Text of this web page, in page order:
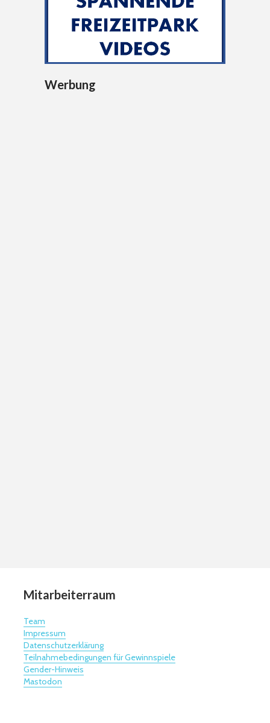
Werbung
Mitarbeiterraum
Team
Impressum
Datenschutzerklärung
Teilnahmebedingungen für Gewinnspiele
Gender-Hinweis
Mastodon